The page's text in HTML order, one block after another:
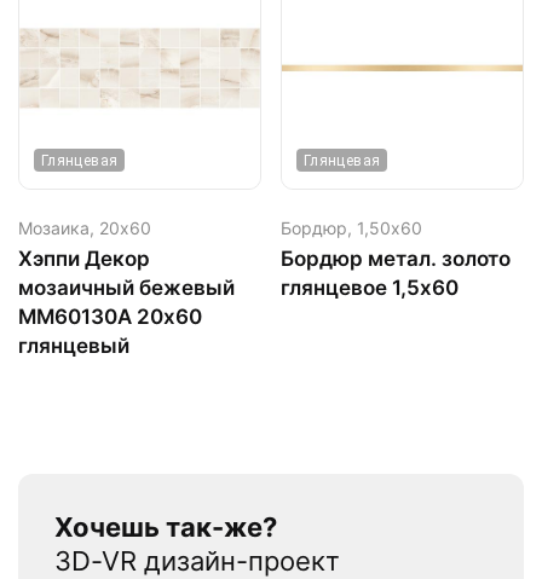
Глянцевая
Мозаика, 20х60
Хэппи Декор
мозаичный бежевый
ММ60130А 20х60
глянцевый
Глянцевая
Бордюр, 1,50х60
Бордюр метал. золото
глянцевое 1,5х60
Хочешь так-же?
3D-VR дизайн-проект